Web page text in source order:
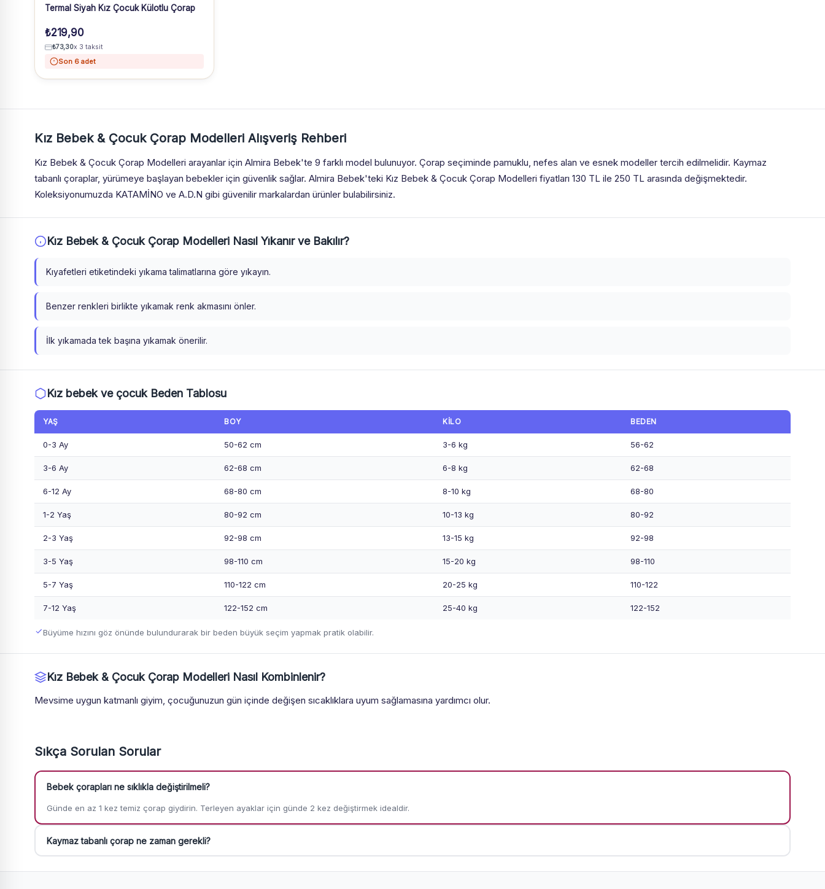
Termal Siyah Kız Çocuk Külotlu Çorap
₺219,90
₺73,30x 3 taksit
Son 6 adet
Kız Bebek & Çocuk Çorap Modelleri Alışveriş Rehberi
Kız Bebek & Çocuk Çorap Modelleri arayanlar için Almira Bebek'te 9 farklı model bulunuyor. Çorap seçiminde pamuklu, nefes alan ve esnek modeller tercih edilmelidir. Kaymaz
tabanlı çoraplar, yürümeye başlayan bebekler için güvenlik sağlar. Almira Bebek'teki Kız Bebek & Çocuk Çorap Modelleri fiyatları 130 TL ile 250 TL arasında değişmektedir.
Koleksiyonumuzda KATAMİNO ve A.D.N gibi güvenilir markalardan ürünler bulabilirsiniz.
Kız Bebek & Çocuk Çorap Modelleri Nasıl Yıkanır ve Bakılır?
Kıyafetleri etiketindeki yıkama talimatlarına göre yıkayın.
Benzer renkleri birlikte yıkamak renk akmasını önler.
İlk yıkamada tek başına yıkamak önerilir.
Kız bebek ve çocuk Beden Tablosu
YAŞ BOY KILO BEDEN
0-3 Ay 50-62 cm 3-6 kg 56-62
3-6 Ay 62-68 cm 6-8 kg 62-68
6-12 Ay 68-80 cm 8-10 kg 68-80
1-2 Yaş 80-92 cm 10-13 kg 80-92
2-3 Yaş 92-98 cm 13-15 kg 92-98
3-5 Yaş 98-110 cm 15-20 kg 98-110
5-7 Yaş 110-122 cm 20-25 kg 110-122
7-12 Yaş 122-152 cm 25-40 kg 122-152
Büyüme hızını göz önünde bulundurarak bir beden büyük seçim yapmak pratik olabilir.
Kız Bebek & Çocuk Çorap Modelleri Nasıl Kombinlenir?
Mevsime uygun katmanlı giyim, çocuğunuzun gün içinde değişen sıcaklıklara uyum sağlamasına yardımcı olur.
Sıkça Sorulan Sorular
Bebek çorapları ne sıklıkla değiştirilmeli?
Günde en az 1 kez temiz çorap giydirin. Terleyen ayaklar için günde 2 kez değiştirmek idealdir.
Kaymaz tabanlı çorap ne zaman gerekli?